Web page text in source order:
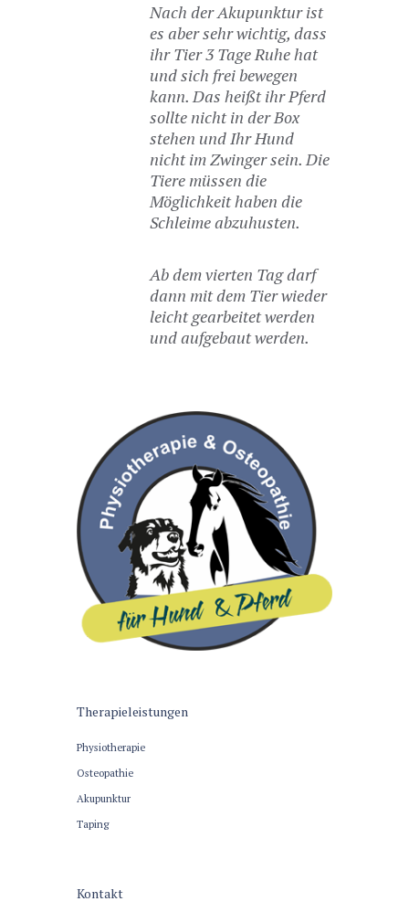
Nach der Akupunktur ist
es aber sehr wichtig, dass
ihr Tier 3 Tage Ruhe hat
und sich frei bewegen
kann. Das heißt ihr Pferd
sollte nicht in der Box
stehen und Ihr Hund
nicht im Zwinger sein. Die
Tiere müssen die
Möglichkeit haben die
Schleime abzuhusten.
Ab dem vierten Tag darf
dann mit dem Tier wieder
leicht gearbeitet werden
und aufgebaut werden.
Therapieleistungen
Physiotherapie
Osteopathie
Akupunktur
Taping
Kontakt